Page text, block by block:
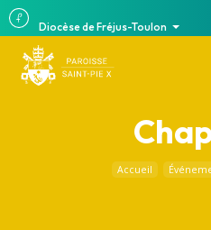
Diocèse de Fréjus-Toulon
Accueil